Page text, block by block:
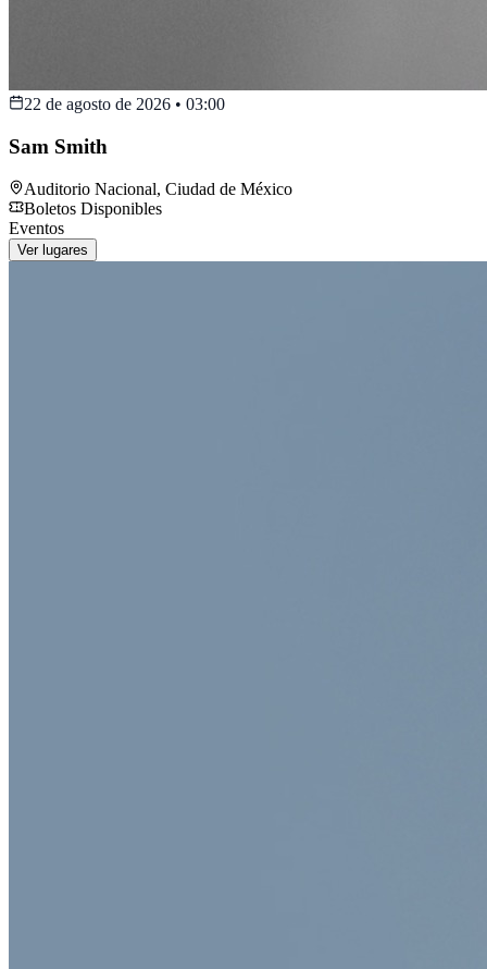
22 de agosto de 2026 • 03:00
Sam Smith
Auditorio Nacional, Ciudad de México
Boletos Disponibles
Eventos
Ver lugares